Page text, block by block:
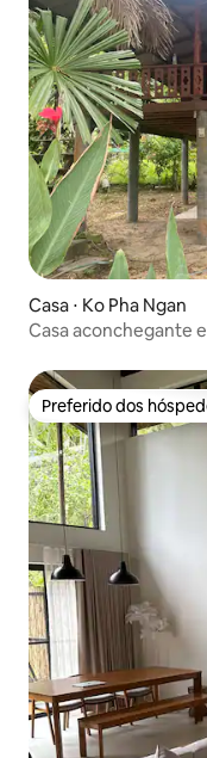
Casa ⋅ Ko Pha Ngan
Casa aconchegante
Preferido dos
Preferido dos